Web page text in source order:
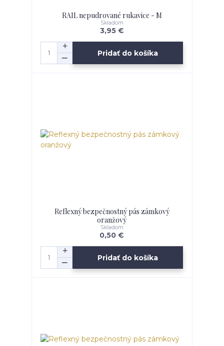
RAIL nepudrované rukavice - M
3,95 €
Skladom
Pridať do košíka
Reflexný bezpečnostný pás zámkový
oranžový
0,50 €
Skladom
Pridať do košíka